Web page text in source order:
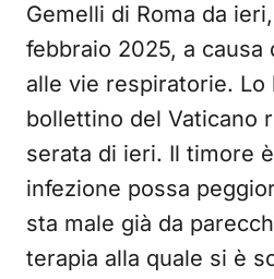
Gemelli di Roma da
febbraio 2025, a causa
alle vie respiratorie. Lo
bollettino del Vaticano
serata di ieri. Il timore
infezione possa
sta male già da
terapia alla quale si è